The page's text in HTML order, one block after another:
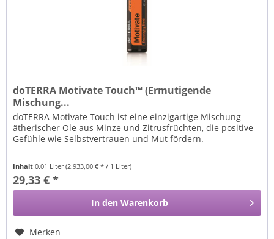
doTERRA Motivate Touch™ (Ermutigende
Mischung...
doTERRA Motivate Touch ist eine einzigartige Mischung
ätherischer Öle aus Minze und Zitrusfrüchten, die positive
Gefühle wie Selbstvertrauen und Mut fördern.
Inhalt0.01 Liter(2.933,00 € * / 1 Liter)
29,33 € *
In den Warenkorb
Merken